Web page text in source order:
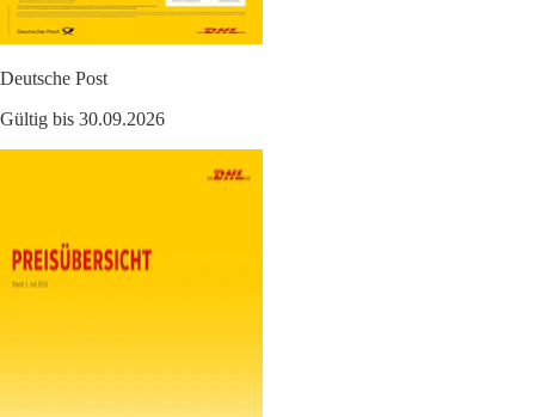
Deutsche Post
Gültig bis 30.09.2026